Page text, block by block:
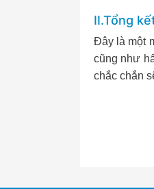
II.Tổng
Đây là một
cũng như
chắc chắn